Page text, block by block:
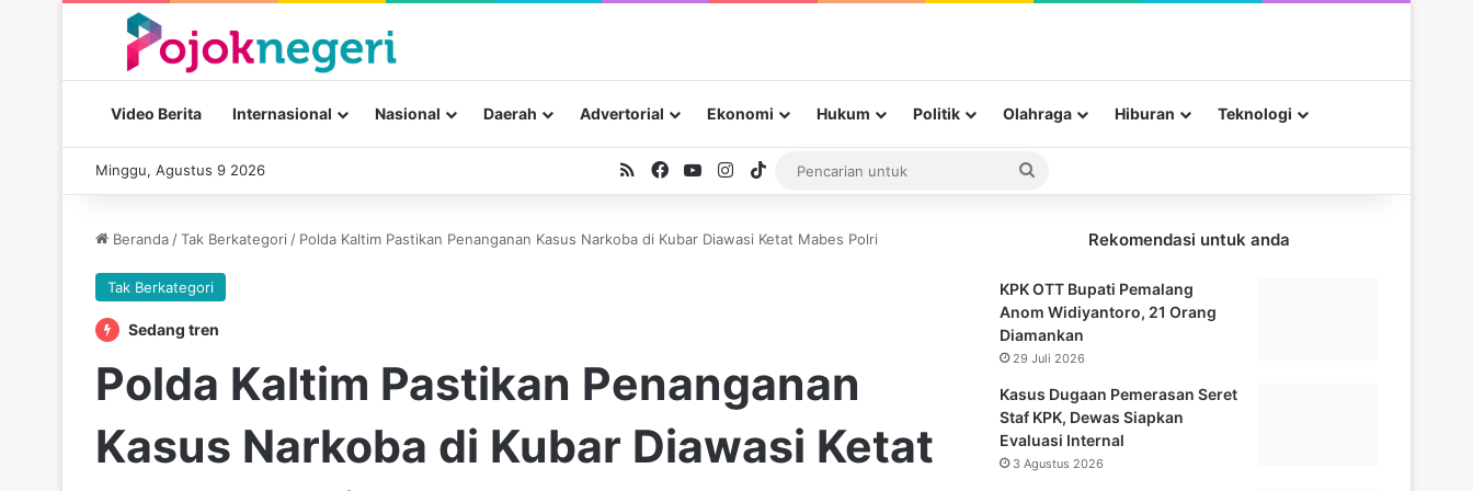
Video Berita Internasional Nasional Daerah Advertorial Ekonomi Hukum Politik Olahraga Hiburan Teknologi
Minggu, Agustus 9 2026 RSSFacebook
YouTubeInstagram
TikTok
Beranda /Tak Berkategori / Polda Kaltim Pastikan Penanganan Kasus Narkoba di Kubar Diawasi Ketat Mabes Polri
Tak Berkategori
Sedang tren
Polda Kaltim Pastikan Penanganan
Kasus Narkoba di Kubar Diawasi Ketat
Rekomendasi untuk anda
KPK OTT Bupati Pemalang
Anom Widiyantoro, 21 Orang
Diamankan
29 Juli 2026
Kasus Dugaan Pemerasan Seret
Staf KPK, Dewas Siapkan
Evaluasi Internal
3 Agustus 2026